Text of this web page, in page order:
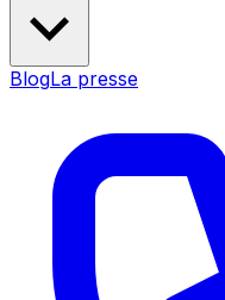
BlogLa presse